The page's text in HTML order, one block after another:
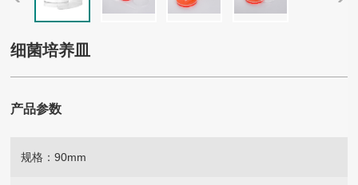
细菌培养皿
产品参数
规格：90mm